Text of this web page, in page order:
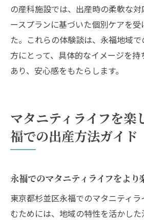
の産科施設では、出産時の柔軟な
ースプランに基づいた個別ケアを
た。これらの体験談は、永福地域
方にとって、具体的なイメージを
あり、安心感をもたらします。
マタニティライフを楽
福での出産方法ガイド
永福でのマタニティライフをより
東京都杉並区永福でのマタニティ
むためには、地域の特性を活かし